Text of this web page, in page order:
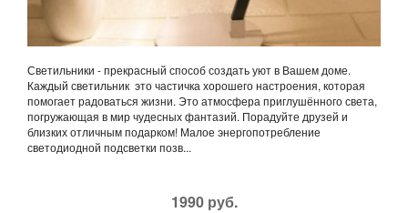
Светильники - прекрасный способ создать уют в Вашем доме.
Каждый светильник это частичка хорошего настроения, которая
помогает радоваться жизни. Это атмосфера приглушённого света,
погружающая в мир чудесных фантазий. Порадуйте друзей и
близких отличным подарком! Малое энергопотребление
светодиодной подсветки позв...
1990 руб.